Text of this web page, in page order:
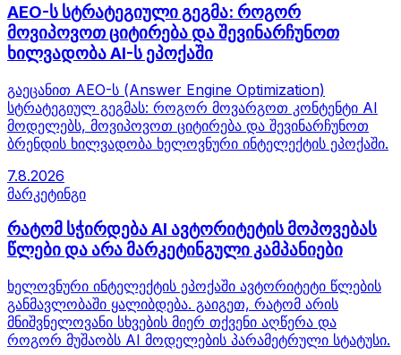
AEO-ს სტრატეგიული გეგმა: როგორ
მოვიპოვოთ ციტირება და შევინარჩუნოთ
ხილვადობა AI-ს ეპოქაში
გაეცანით AEO-ს (Answer Engine Optimization)
სტრატეგიულ გეგმას: როგორ მოვარგოთ კონტენტი AI
მოდელებს, მოვიპოვოთ ციტირება და შევინარჩუნოთ
ბრენდის ხილვადობა ხელოვნური ინტელექტის ეპოქაში.
7.8.2026
მარკეტინგი
რატომ სჭირდება AI ავტორიტეტის მოპოვებას
წლები და არა მარკეტინგული კამპანიები
ხელოვნური ინტელექტის ეპოქაში ავტორიტეტი წლების
განმავლობაში ყალიბდება. გაიგეთ, რატომ არის
მნიშვნელოვანი სხვების მიერ თქვენი აღწერა და
როგორ მუშაობს AI მოდელების პარამეტრული სტატუსი.